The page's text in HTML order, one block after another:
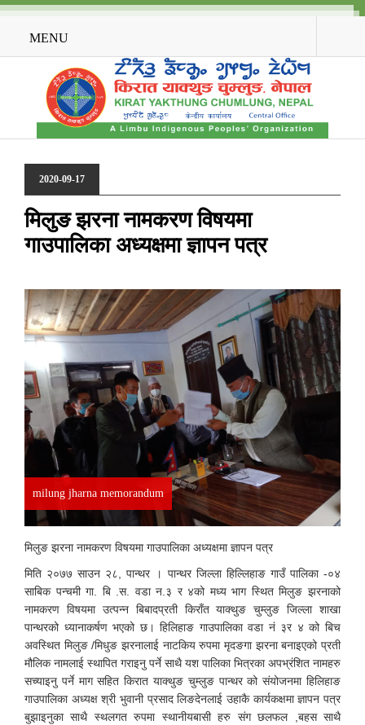
MENU
2020-09-17
मिलुङ झरना नामकरण विषयमा
गाउपालिका अध्यक्षमा ज्ञापन पत्र
milung jharna memorandum
मिलुङ झरना नामकरण विषयमा गाउपालिका अध्यक्षमा ज्ञापन पत्र
मिति २०७७ साउन २८, पान्थर । पान्थर जिल्ला हिल्लिहाङ गाउँ पालिका -०४
साबिक पन्चमी गा. बि .स. वडा न.३ र ४को मध्य भाग स्थित मिलुङ झरनाको
नामकरण विषयमा उत्पन्न बिबादप्रती किराँत याक्थुङ चुम्लुङ जिल्ला शाखा
पान्थरको ध्यानाकर्षण भएको छ। हिलिहाङ गाउपालिका वडा नं ३र ४ को बिच
अवस्थित मिलुङ /मिधुङ झरनालाई नाटकिय रुपमा मृदङगा झरना बनाइएको प्रती
मौलिक नामलाई स्थापित गराइनु पर्ने साथै यश पालिका भित्रका अपभ्रंशित नामहरु
सच्याइनु पर्ने माग सहित किरात याक्थुङ चुम्लुङ पान्थर को संयोजनमा हिलिहाङ
गाउपालिका अध्यक्ष श्री भुवानी प्रसाद लिङदेनलाई उहाकै कार्यकक्षमा ज्ञापन पत्र
बुझाइनुका साथै स्थलगत रुपमा स्थानीयबासी हरु संग छलफल ,बहस साथै